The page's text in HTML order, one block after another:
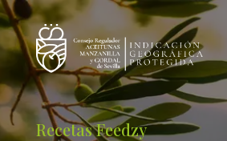
Recetas Feedzy